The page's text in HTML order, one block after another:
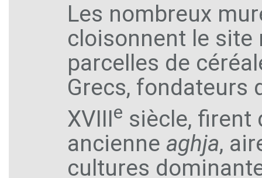
Les nombreux
cloisonnent le site
parcelles de
Grecs, fondateurs
XVIIIe siècle, firent
ancienne aghja,
cultures